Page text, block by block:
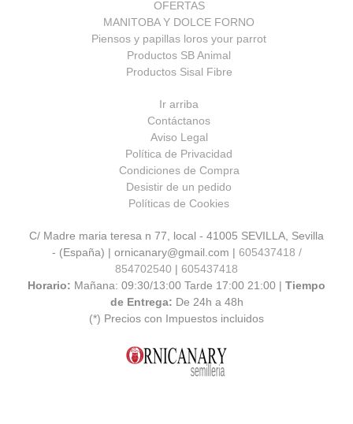
OFERTAS
MANITOBA Y DOLCE FORNO
Piensos y papillas loros your parrot
Productos SB Animal
Productos Sisal Fibre
Ir arriba
Contáctanos
Aviso Legal
Política de Privacidad
Condiciones de Compra
Desistir de un pedido
Políticas de Cookies
C/ Madre maria teresa n 77, local - 41005 SEVILLA, Sevilla
- (España) | ornicanary@gmail.com | 605437418 /
854702540 | 605437418
Horario: Mañana: 09:30/13:00 Tarde 17:00 21:00 | Tiempo
de Entrega: De 24h a 48h
(*) Precios con Impuestos incluidos